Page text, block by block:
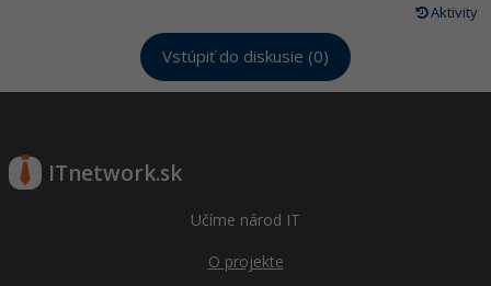
Aktivity
Vstúpiť do diskusie (0)
ITnetwork.sk
Učíme národ IT
O projekte